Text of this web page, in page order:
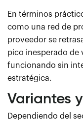
En términos
como una red de
proveedor se
pico inesperado de
funcionando sin
estratégica.
Variantes
Dependiendo del